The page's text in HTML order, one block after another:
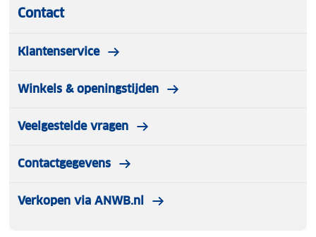
Contact
Klantenservice
Winkels & openingstijden
Veelgestelde vragen
Contactgegevens
Verkopen via ANWB.nl